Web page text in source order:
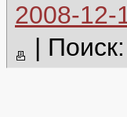
2008-12-
| Поиск: